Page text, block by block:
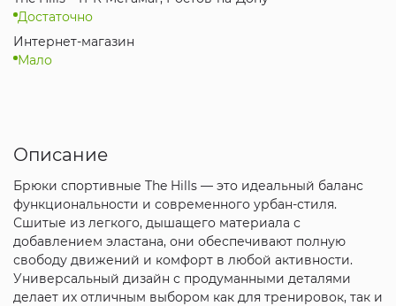
Достаточно
Интернет-магазин
Мало
Описание
Брюки спортивные The Hills — это идеальный баланс
функциональности и современного урбан-стиля.
Сшитые из легкого, дышащего материала с
добавлением эластана, они обеспечивают полную
свободу движений и комфорт в любой активности.
Универсальный дизайн с продуманными деталями
делает их отличным выбором как для тренировок, так и